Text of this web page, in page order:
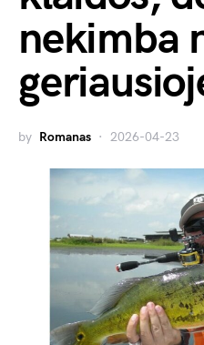
nekimba
by Romanas 2026-04-23